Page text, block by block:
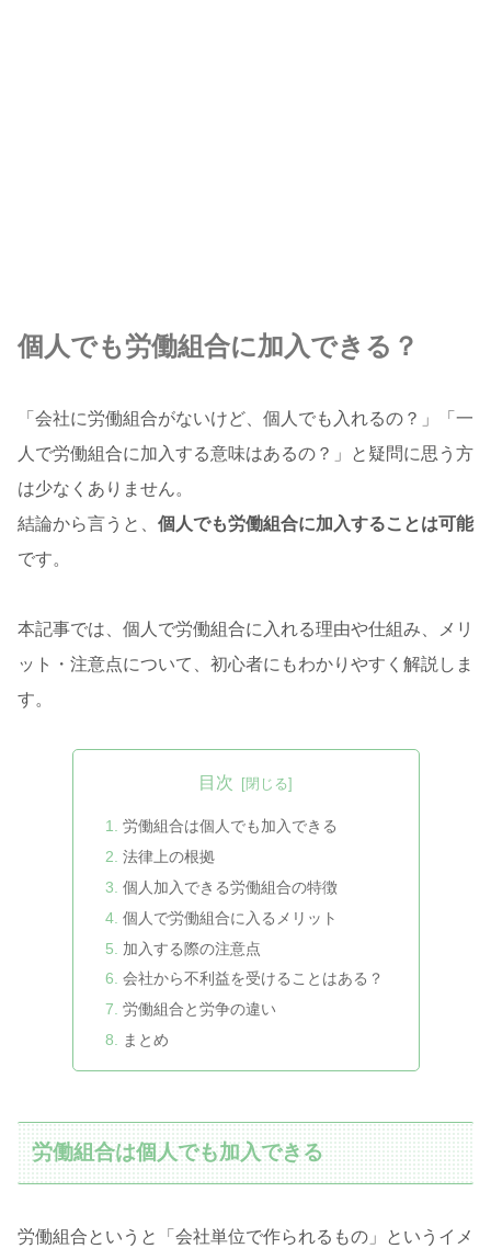
個人でも労働組合に加入できる？
「会社に労働組合がないけど、個人でも入れるの？」「一
人で労働組合に加入する意味はあるの？」と疑問に思う方
は少なくありません。
結論から言うと、 個人でも労働組合に加入することは可能
です。
本記事では、個人で労働組合に入れる理由や仕組み、メリ
ット・注意点について、初心者にもわかりやすく解説しま
す。
目次
労働組合は個人でも加入できる
法律上の根拠
個人加入できる労働組合の特徴
個人で労働組合に入るメリット
加入する際の注意点
会社から不利益を受けることはある？
労働組合と労争の違い
まとめ
労働組合は個人でも加入できる
労働組合というと「会社単位で作られるもの」というイメ